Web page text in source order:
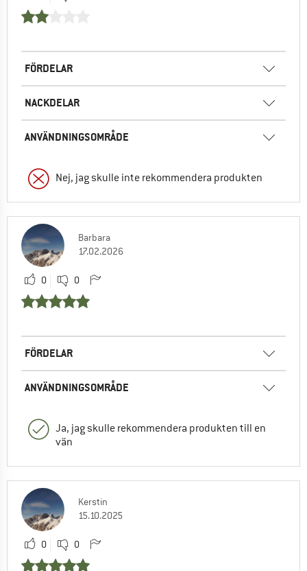
FÖRDELAR
NACKDELAR
ANVÄNDNINGSOMRÅDE
Nej, jag skulle inte rekommendera produkten
Barbara
17.02.2026
0 0
FÖRDELAR
ANVÄNDNINGSOMRÅDE
Ja, jag skulle rekommendera produkten till en
vän
Kerstin
15.10.2025
0 0